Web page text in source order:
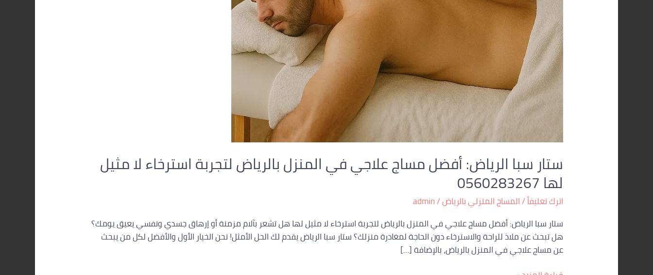
ستار سبا الرياض: أفضل مساج علاجي في المنزل بالرياض لتجربة استرخاء لا مثيل
لها 0560283267
اترك تعليقاً/المساج المنزلي بالرياض/
admin
ستار سبا الرياض: أفضل مساج علاجي في المنزل بالرياض لتجربة استرخاء لا مثيل لها هل تشعر بآلام مزمنة أو إرهاق جسدي ونفسي يعيق يومك؟
هل تبحث عن ملاذ للراحة والاسترخاء دون الحاجة لمغادرة منزلك؟ ستار سبا الرياض يقدم لك الحل الأمثل! نحن الخيار الأول والأفضل لكل من يبحث
عن مساج علاجي في المنزل بالرياض، بالإضافة […]